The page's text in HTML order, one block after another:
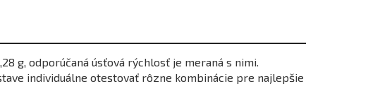
g, odporúčaná úsťová rýchlosť je meraná s nimi.
individuálne otestovať rôzne kombinácie pre najlepšie